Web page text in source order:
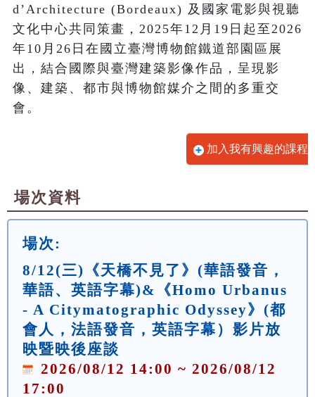
d’Architecture (Bordeaux) 及國家電影與視聽
文化中心共同策畫，2025年12月19日起至2026
年10月26日在國立臺灣博物館鐵道部園區展
出，結合國際與臺灣建築影像作品，呈現影
像、建築、都市與博物館媒介之間的多重交
會。
加入我有興趣的課程
場次資料
場次:
8/12(三)《天橋不見了》(華語發音，
華語、英語字幕)&《Homo Urbanus
- A Citymatographic Odyssey》(都
會人，法語發音，英語字幕）影片放
映暨映後座談
2026/08/12 14:00 ~ 2026/08/12
17:00